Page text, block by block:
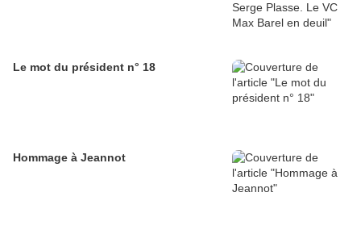
Le mot du président n° 18
Hommage à Jeannot